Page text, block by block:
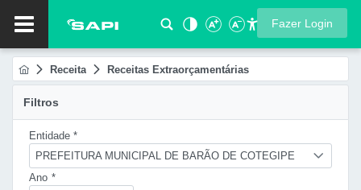
Fazer Login
Receita Receitas Extraorçamentárias
Filtros
Entidade *
PREFEITURA MUNICIPAL DE BARÃO DE COTEGIPE
Ano *